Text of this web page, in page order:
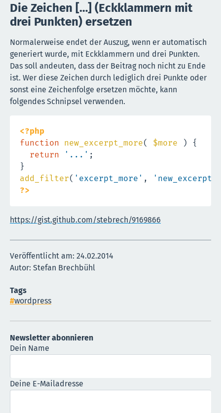
Die Zeichen […] (Eckklammern mit
drei Punkten) ersetzen
Normalerweise endet der Auszug, wenn er automatisch
generiert wurde, mit Eckklammern und drei Punkten.
Das soll andeuten, dass der Beitrag noch nicht zu Ende
ist. Wer diese Zeichen durch lediglich drei Punkte oder
sonst eine Zeichenfolge ersetzen möchte, kann
folgendes Schnipsel verwenden.
<?php
function new_excerpt_more( $more )
{
return
'...' ;
}
add_filter( 'excerpt_more' ,
?>
https://gist.github.com/stebrech/9169866
Veröffentlicht am: 24.02.2014
Autor: Stefan Brechbühl
Tags
wordpress
Newsletter abonnieren
Dein Name
Deine E-Mailadresse